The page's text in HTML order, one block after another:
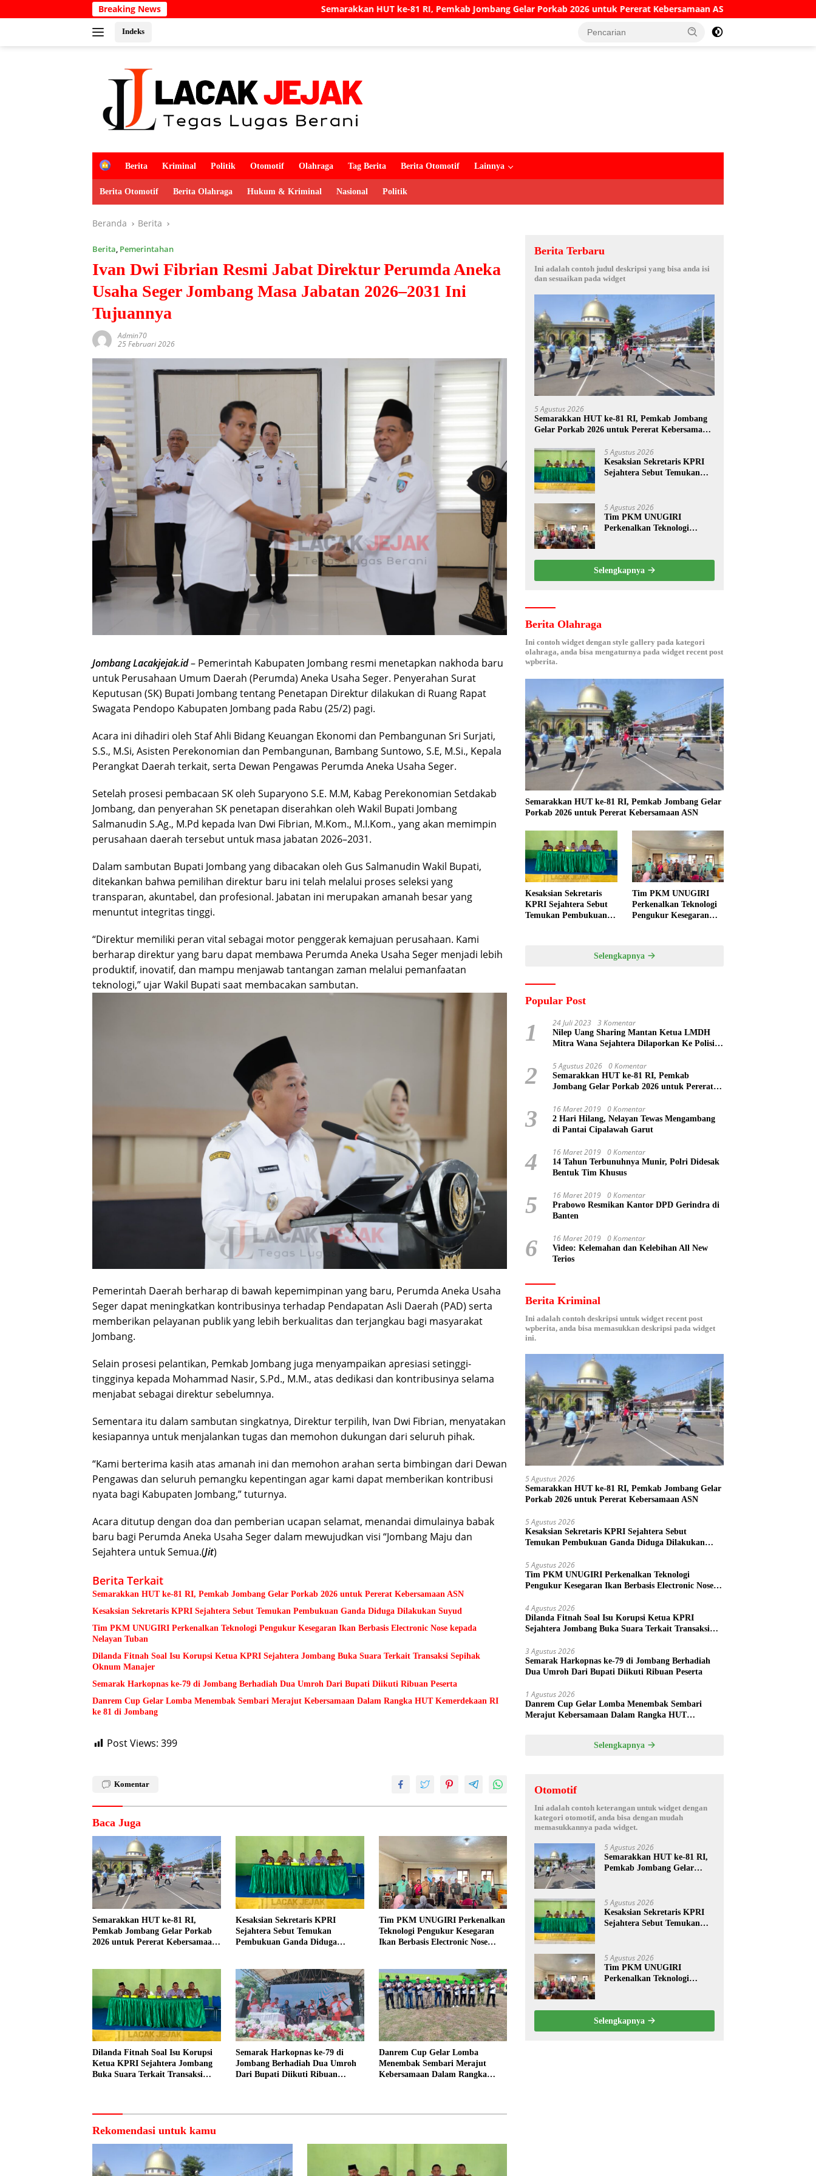
ke
Breaking News Semarakkan HUT ke-81 RI, Pemkab Jombang Gelar Porkab 2026 untuk Pererat Kebersamaan ASN Kesaksian Sekretaris KPRI Sejahtera
Indeks
H
m
e
Berita Kriminal Politik Otomotif Olahraga Tag Berita Berita Otomotif Lainnya
Berita Otomotif Berita Olahraga Hukum & Kriminal Nasional Politik
Beranda Berita
Berita, Pemerintahan
Ivan Dwi Fibrian Resmi Jabat Direktur Perumda Aneka
Usaha Seger Jombang Masa Jabatan 2026–2031 Ini
Tujuannya
Admin70
25 Februari 2026
Jombang Lacakjejak.id– Pemerintah Kabupaten Jombang resmi menetapkan nakhoda baru
untuk Perusahaan Umum Daerah (Perumda) Aneka Usaha Seger. Penyerahan Surat
Keputusan (SK) Bupati Jombang tentang Penetapan Direktur dilakukan di Ruang Rapat
Swagata Pendopo Kabupaten Jombang pada Rabu (25/2) pagi.
Acara ini dihadiri oleh Staf Ahli Bidang Keuangan Ekonomi dan Pembangunan Sri Surjati,
S.S., M.Si, Asisten Perekonomian dan Pembangunan, Bambang Suntowo, S.E, M.Si., Kepala
Perangkat Daerah terkait, serta Dewan Pengawas Perumda Aneka Usaha Seger.
Setelah prosesi pembacaan SK oleh Suparyono S.E. M.M, Kabag Perekonomian Setdakab
Jombang, dan penyerahan SK penetapan diserahkan oleh Wakil Bupati Jombang
Salmanudin S.Ag., M.Pd kepada Ivan Dwi Fibrian, M.Kom., M.I.Kom., yang akan memimpin
perusahaan daerah tersebut untuk masa jabatan 2026–2031.
Dalam sambutan Bupati Jombang yang dibacakan oleh Gus Salmanudin Wakil Bupati,
ditekankan bahwa pemilihan direktur baru ini telah melalui proses seleksi yang
transparan, akuntabel, dan profesional. Jabatan ini merupakan amanah besar yang
menuntut integritas tinggi.
“Direktur memiliki peran vital sebagai motor penggerak kemajuan perusahaan. Kami
berharap direktur yang baru dapat membawa Perumda Aneka Usaha Seger menjadi lebih
produktif, inovatif, dan mampu menjawab tantangan zaman melalui pemanfaatan
teknologi,” ujar Wakil Bupati saat membacakan sambutan.
Pemerintah Daerah berharap di bawah kepemimpinan yang baru, Perumda Aneka Usaha
Seger dapat meningkatkan kontribusinya terhadap Pendapatan Asli Daerah (PAD) serta
memberikan pelayanan publik yang lebih berkualitas dan terjangkau bagi masyarakat
Jombang.
Selain prosesi pelantikan, Pemkab Jombang juga menyampaikan apresiasi setinggi-
tingginya kepada Mohammad Nasir, S.Pd., M.M., atas dedikasi dan kontribusinya selama
menjabat sebagai direktur sebelumnya.
Sementara itu dalam sambutan singkatnya, Direktur terpilih, Ivan Dwi Fibrian, menyatakan
kesiapannya untuk menjalankan tugas dan memohon dukungan dari seluruh pihak.
“Kami berterima kasih atas amanah ini dan memohon arahan serta bimbingan dari Dewan
Pengawas dan seluruh pemangku kepentingan agar kami dapat memberikan kontribusi
nyata bagi Kabupaten Jombang,” tuturnya.
Acara ditutup dengan doa dan pemberian ucapan selamat, menandai dimulainya babak
baru bagi Perumda Aneka Usaha Seger dalam mewujudkan visi “Jombang Maju dan
Sejahtera untuk Semua.(Jit)
Berita Terkait
Semarakkan HUT ke-81 RI, Pemkab Jombang Gelar Porkab 2026 untuk Pererat Kebersamaan ASN
Kesaksian Sekretaris KPRI Sejahtera Sebut Temukan Pembukuan Ganda Diduga Dilakukan Suyud
Tim PKM UNUGIRI Perkenalkan Teknologi Pengukur Kesegaran Ikan Berbasis Electronic Nose kepada
Nelayan Tuban
Dilanda Fitnah Soal Isu Korupsi Ketua KPRI Sejahtera Jombang Buka Suara Terkait Transaksi Sepihak
Oknum Manajer
Semarak Harkopnas ke-79 di Jombang Berhadiah Dua Umroh Dari Bupati Diikuti Ribuan Peserta
Danrem Cup Gelar Lomba Menembak Sembari Merajut Kebersamaan Dalam Rangka HUT Kemerdekaan RI
ke 81 di Jombang
Post Views: 399
Komentar
Baca Juga
Semarakkan HUT ke-81 RI,
Pemkab Jombang Gelar Porkab
2026 untuk Pererat Kebersamaan
Kesaksian Sekretaris KPRI
Sejahtera Sebut Temukan
Pembukuan Ganda Diduga
Tim PKM UNUGIRI Perkenalkan
Teknologi Pengukur Kesegaran
Ikan Berbasis Electronic Nose
Dilanda Fitnah Soal Isu Korupsi
Ketua KPRI Sejahtera Jombang
Buka Suara Terkait Transaksi
Semarak Harkopnas ke-79 di
Jombang Berhadiah Dua Umroh
Dari Bupati Diikuti Ribuan
Danrem Cup Gelar Lomba
Menembak Sembari Merajut
Kebersamaan Dalam Rangka
Rekomendasi untuk kamu
Berita Terbaru
Ini adalah contoh judul deskripsi yang bisa anda isi
dan sesuaikan pada widget
5 Agustus 2026
Semarakkan HUT ke-81 RI, Pemkab Jombang
Gelar Porkab 2026 untuk Pererat Kebersamaan
5 Agustus 2026
Kesaksian Sekretaris KPRI
Sejahtera Sebut Temukan
5 Agustus 2026
Tim PKM UNUGIRI
Perkenalkan Teknologi
kepada Nelayan Tuban
Selengkapnya
Berita Olahraga
Ini contoh widget dengan style gallery pada kategori
olahraga, anda bisa mengaturnya pada widget recent post
wpberita.
Semarakkan HUT ke-81 RI, Pemkab Jombang Gelar
Porkab 2026 untuk Pererat Kebersamaan ASN
Kesaksian Sekretaris
KPRI Sejahtera Sebut
Temukan Pembukuan
Tim PKM UNUGIRI
Perkenalkan Teknologi
Pengukur Kesegaran
Selengkapnya
Popular Post
1 24 Juli 2023 3 Komentar
Nilep Uang Sharing Mantan Ketua LMDH
Mitra Wana Sejahtera Dilaporkan Ke Polisi
2 5 Agustus 2026 0 Komentar
Semarakkan HUT ke-81 RI, Pemkab
Jombang Gelar Porkab 2026 untuk Pererat
3 16 Maret 2019 0 Komentar
2 Hari Hilang, Nelayan Tewas Mengambang
di Pantai Cipalawah Garut
4 16 Maret 2019 0 Komentar
14 Tahun Terbunuhnya Munir, Polri Didesak
Bentuk Tim Khusus
5 16 Maret 2019 0 Komentar
Prabowo Resmikan Kantor DPD Gerindra di
Banten
6 16 Maret 2019 0 Komentar
Video: Kelemahan dan Kelebihan All New
Terios
Berita Kriminal
Ini adalah contoh deskripsi untuk widget recent post
wpberita, anda bisa memasukkan deskripsi pada widget
ini.
5 Agustus 2026
Semarakkan HUT ke-81 RI, Pemkab Jombang Gelar
Porkab 2026 untuk Pererat Kebersamaan ASN
5 Agustus 2026
Kesaksian Sekretaris KPRI Sejahtera Sebut
Temukan Pembukuan Ganda Diduga Dilakukan
5 Agustus 2026
Tim PKM UNUGIRI Perkenalkan Teknologi
Pengukur Kesegaran Ikan Berbasis Electronic Nose
4 Agustus 2026
Dilanda Fitnah Soal Isu Korupsi Ketua KPRI
Sejahtera Jombang Buka Suara Terkait Transaksi
3 Agustus 2026
Semarak Harkopnas ke-79 di Jombang Berhadiah
Dua Umroh Dari Bupati Diikuti Ribuan Peserta
1 Agustus 2026
Danrem Cup Gelar Lomba Menembak Sembari
Merajut Kebersamaan Dalam Rangka HUT
Selengkapnya
Otomotif
Ini adalah contoh keterangan untuk widget dengan
kategori otomotif, anda bisa dengan mudah
memasukkannya pada widget.
5 Agustus 2026
Semarakkan HUT ke-81 RI,
Pemkab Jombang Gelar
5 Agustus 2026
Kesaksian Sekretaris KPRI
Sejahtera Sebut Temukan
5 Agustus 2026
Tim PKM UNUGIRI
Perkenalkan Teknologi
kepada Nelayan Tuban
Selengkapnya